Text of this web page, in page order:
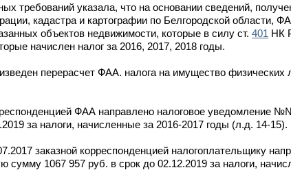
требований указала, что на основании сведений,
кадастра и картографии по Белгородской области,
объектов недвижимости, которые в силу ст. 401 НК
начислен налог за 2016, 2017, 2018 годы.
перерасчет ФАА. налога на имущество
ФАА направлено налоговое уведомление
за налоги, начисленные за 2016-2017 годы (л.д. 14-15).
заказной корреспонденцией налогоплательщику
сумму 1067 957 руб. в срок до 02.12.2019 за налоги,